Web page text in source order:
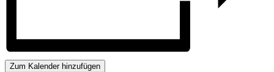
Zum Kalender hinzufügen